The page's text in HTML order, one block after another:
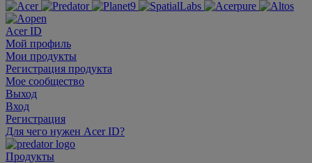
Acer ID
Мой профиль
Мои продукты
Регистрация продукта
Мое сообщество
Выход
Вход
Регистрация
Для чего нужен Acer ID?
Продукты